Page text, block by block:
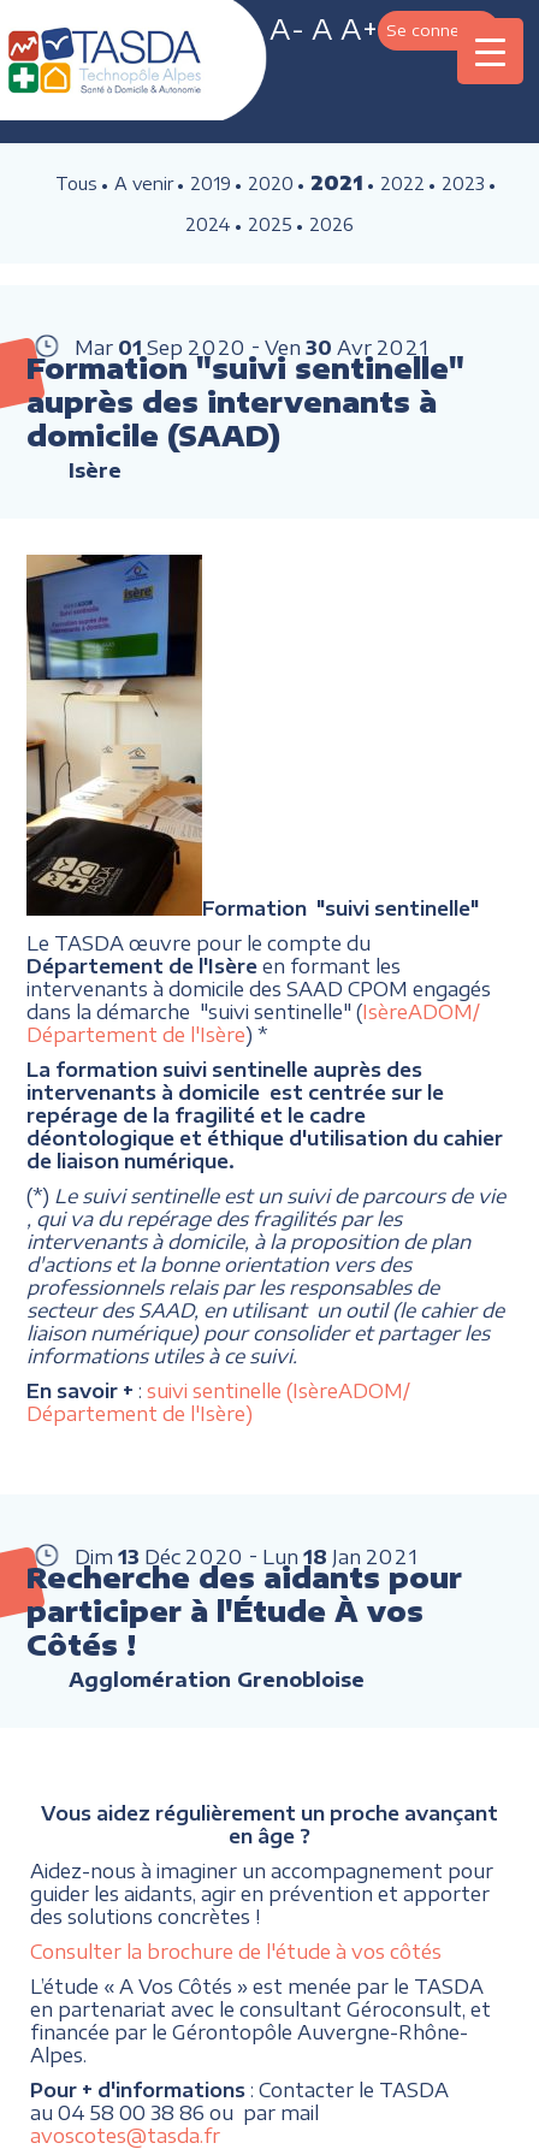
A- A A+ Se connecter
Tous A venir 2019 2020 2021 2022
2023
2024
2025 2026
Mar 01 Sep 2020 Ven 30 Avr 2021
Formation "suivi sentinelle"
auprès des intervenants à
domicile (SAAD)
Isère
Formation "suivi sentinelle"
Le TASDA œuvre pour le compte du
Département de l'Isère en formant les
intervenants à domicile des SAAD CPOM engagés
dans la démarche "suivi sentinelle" (IsèreADOM/
Département de l'Isère) *
La formation suivi sentinelle auprès des
intervenants à domicile est centrée sur le
repérage de la fragilité et le cadre
déontologique et éthique d'utilisation du cahier
de liaison numérique.
(*) Le suivi sentinelle est un suivi de parcours de vie
, qui va du repérage des fragilités par les
intervenants à domicile, à la proposition de plan
d'actions et la bonne orientation vers des
professionnels relais par les responsables de
secteur des SAAD, en utilisant un outil (le cahier de
liaison numérique) pour consolider et partager les
informations utiles à ce suivi.
En savoir + : suivi sentinelle (IsèreADOM/
Département de l'Isère)
Dim 13 Déc 2020 Lun 18 Jan 2021
Recherche des aidants pour
participer à l'Étude À vos
Côtés !
Agglomération Grenobloise
Vous aidez régulièrement un proche avançant
en âge ?
Aidez-nous à imaginer un accompagnement pour
guider les aidants, agir en prévention et apporter
des solutions concrètes !
Consulter la brochure de l'étude à vos côtés
L’étude « A Vos Côtés » est menée par le TASDA
en partenariat avec le consultant Géroconsult, et
financée par le Gérontopôle Auvergne-Rhône-
Alpes.
Pour + d'informations : Contacter le TASDA
au 04 58 00 38 86 ou par mail
avoscotes@tasda.fr